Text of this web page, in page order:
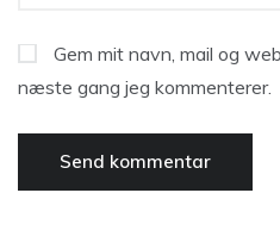
Gem mit navn, mail og
næste gang jeg kommenterer.